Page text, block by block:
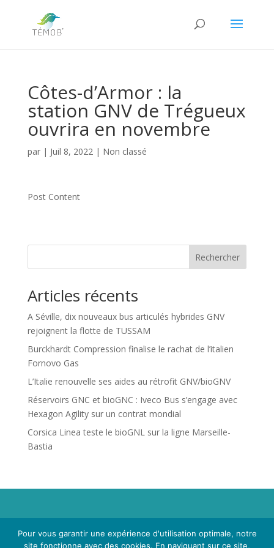
Côtes-d’Armor : la
station GNV de Trégueux
ouvrira en novembre
par | Juil 8, 2022| Non classé
Post Content
Rechercher
Articles récents
A Séville, dix nouveaux bus articulés hybrides GNV
rejoignent la flotte de TUSSAM
Burckhardt Compression finalise le rachat de l’italien
Fornovo Gas
L’Italie renouvelle ses aides au rétrofit GNV/bioGNV
Réservoirs GNC et bioGNC : Iveco Bus s’engage avec
Hexagon Agility sur un contrat mondial
Corsica Linea teste le bioGNL sur la ligne Marseille-
Bastia
Propriété de Territoire d'Energie Lot-et-Garonne. Voir
Mentions LégalesetPolitique de Confidentialité.
Pour vous garantir une expérience d'utilisation optimale, notre
site fonctionne avec des cookies. En naviguant sur ce site,